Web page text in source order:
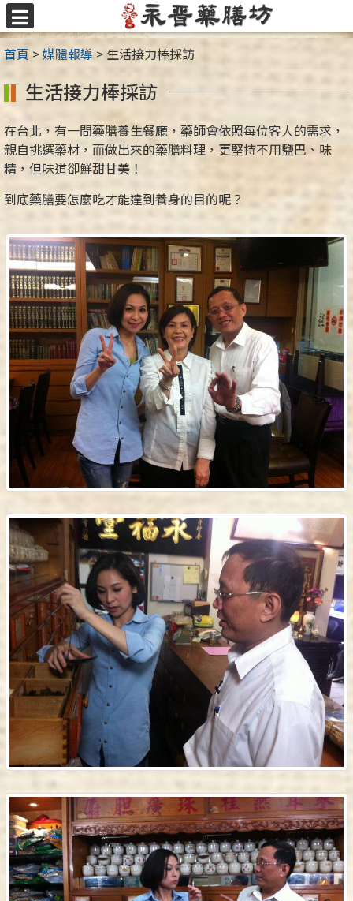
跳
至
主
要
內
容
區
首頁 >媒體報導 > 生活接力棒採訪
生活接力棒採訪
在台北，有一間藥膳養生餐廳，藥師會依照每位客人的需求，
親自挑選藥材，而做出來的藥膳料理，更堅持不用鹽巴、味
精，但味道卻鮮甜甘美！
到底藥膳要怎麼吃才能達到養身的目的呢？
選
單